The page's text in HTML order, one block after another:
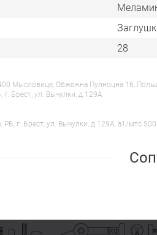
28
Мысловице, Обжежна Пулноцна 16,
Брест, ул. Вычулки, д.129А
г. Брест, ул. Вычулки, д.129А, a1/мтс